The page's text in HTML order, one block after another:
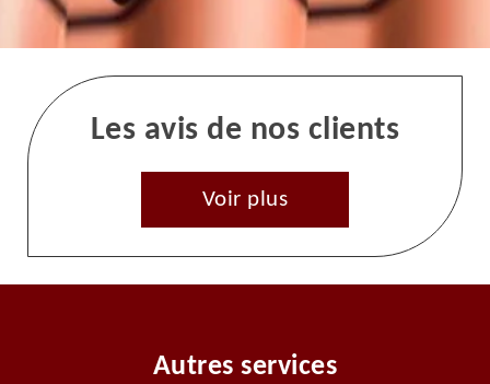
Les avis de nos clients
Voir plus
Autres services